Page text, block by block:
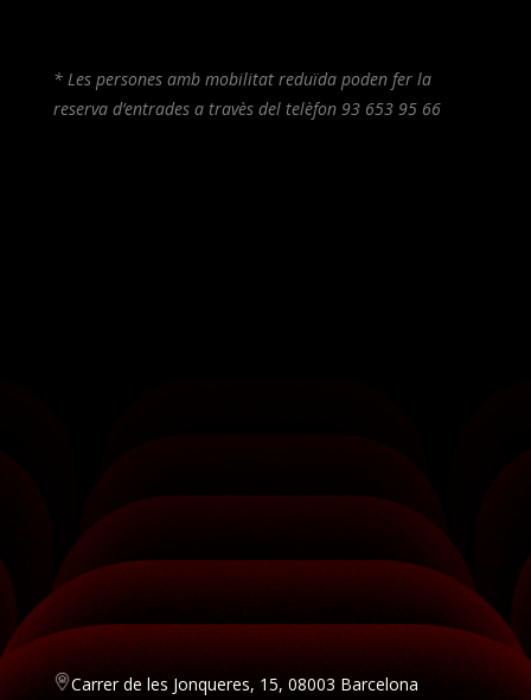
* Les persones amb mobilitat reduïda poden fer la
reserva d’entrades a travès del telèfon 93 653 95 66
Carrer de les Jonqueres, 15, 08003 Barcelona